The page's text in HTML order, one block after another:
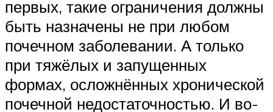
первых, такие ограничения должны
быть назначены не при любом
почечном заболевании. А только
при тяжёлых и запущенных
формах, осложнённых хронической
почечной недостаточностью. И во-